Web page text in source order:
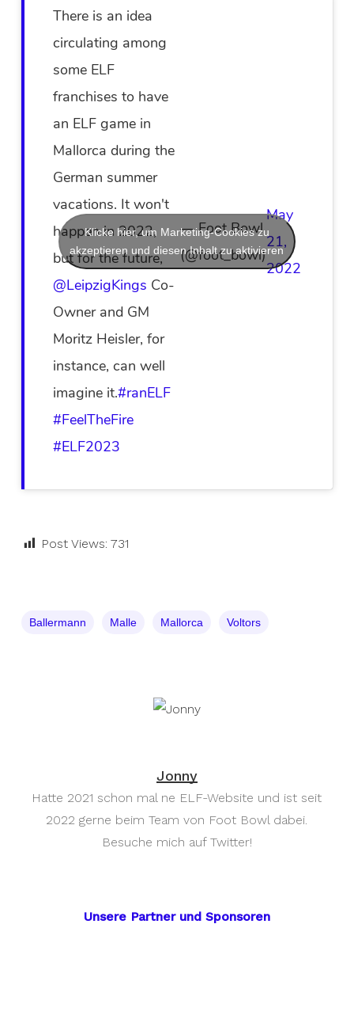
There is an idea
circulating among
some ELF
franchises to have
an ELF game in
Mallorca during the
German summer
vacations. It won't
happen in 2022,
but for the future,
@LeipzigKings Co-
Owner and GM
Moritz Heisler, for
instance, can well
imagine it.#ranELF
#FeelTheFire
#ELF2023
— Foot Bowl
(@foot_bowl)
May
21,
2022
Klicke hier, um Marketing-Cookies zu
akzeptieren und diesen Inhalt zu aktivieren
Post Views: 731
Ballermann Malle Mallorca Voltors
Jonny
Hatte 2021 schon mal ne ELF-Website und ist seit
2022 gerne beim Team von Foot Bowl dabei.
Besuche mich auf Twitter!
Unsere Partner und Sponsoren